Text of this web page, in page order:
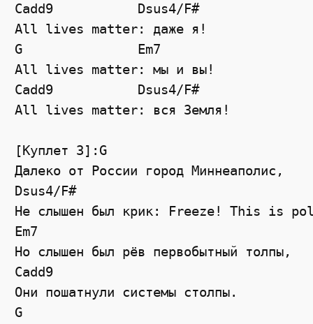
Cadd9
Dsus4/F#
All lives matter: даже я!
G
Em7
All lives matter: мы и вы!
Cadd9
Dsus4/F#
All lives matter: вся Земля!
[Куплет 3]:G
Далеко от России город Миннеаполис,
Dsus4/F#
Не слышен был крик: Freeze! This is
Em7
Но слышен был рёв первобытный толпы,
Cadd9
Они пошатнули системы столпы.
G